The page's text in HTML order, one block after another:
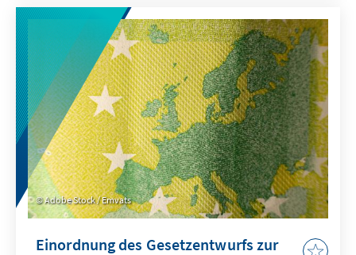
treten, der dafür sorgen soll, dass nachhaltig
hergestellte Waren aus der EU nicht durch
schmutzig hergestellte Waren aus dem
Ausland verdrängt werden.
Adobe Stock / Emvats
Einordnung des Gesetzentwurfs zur